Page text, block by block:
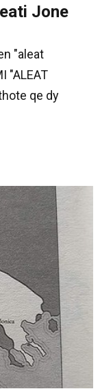
Jone
"aleat
"ALEAT
qe dy